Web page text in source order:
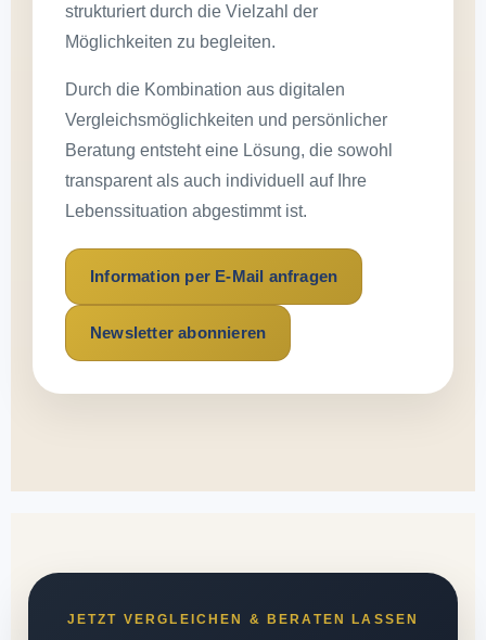
strukturiert durch die Vielzahl der
Möglichkeiten zu begleiten.
Durch die Kombination aus digitalen
Vergleichsmöglichkeiten und persönlicher
Beratung entsteht eine Lösung, die sowohl
transparent als auch individuell auf Ihre
Lebenssituation abgestimmt ist.
Information per E-Mail anfragen
Newsletter abonnieren
JETZT VERGLEICHEN & BERATEN LASSEN